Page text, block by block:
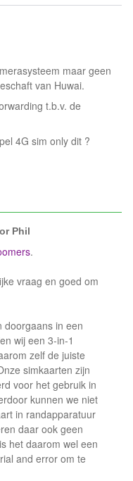
maar geen
van Huwai.
t.b.v. de
4G sim only dit ?
Phil
.
vraag en goed om
doorgaans in een
wij een 3-in-1
zelf de juiste
simkaarten zijn
voor het gebruik in
kunnen we niet
in randapparatuur
daar ook geen
het daarom wel een
and error om te